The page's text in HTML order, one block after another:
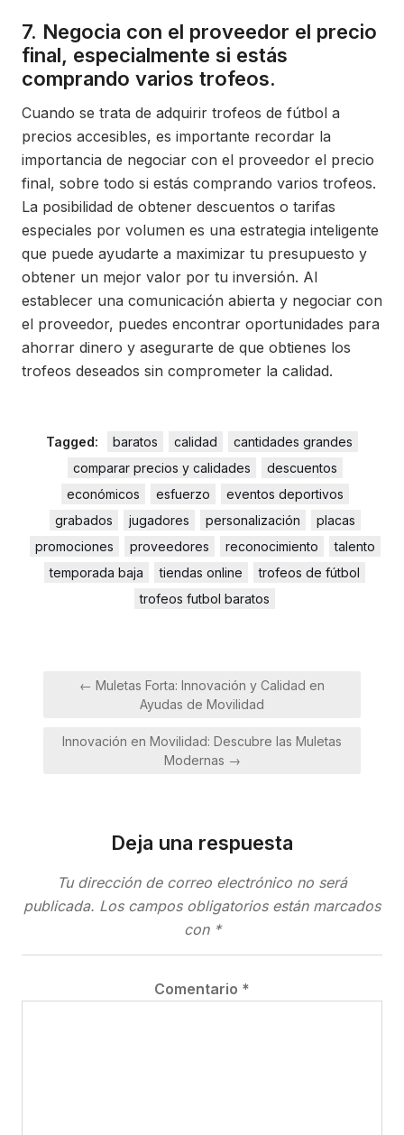
7. Negocia con el proveedor el precio
final, especialmente si estás
comprando varios trofeos.
Cuando se trata de adquirir trofeos de fútbol a
precios accesibles, es importante recordar la
importancia de negociar con el proveedor el precio
final, sobre todo si estás comprando varios trofeos.
La posibilidad de obtener descuentos o tarifas
especiales por volumen es una estrategia inteligente
que puede ayudarte a maximizar tu presupuesto y
obtener un mejor valor por tu inversión. Al
establecer una comunicación abierta y negociar con
el proveedor, puedes encontrar oportunidades para
ahorrar dinero y asegurarte de que obtienes los
trofeos deseados sin comprometer la calidad.
Tagged: baratos calidad
cantidades grandes
comparar precios y calidades
descuentos
económicos
esfuerzo
eventos deportivos
grabados
jugadores personalización
placas
promociones
proveedores reconocimiento
talento
temporada baja
tiendas online
trofeos de fútbol
trofeos futbol baratos
Navegación
← Muletas Forta: Innovación y Calidad en
Ayudas de Movilidad
Innovación en Movilidad: Descubre las Muletas
Modernas →
Deja una respuesta
Tu dirección de correo electrónico no será
publicada. Los campos obligatorios están marcados
con *
Comentario *